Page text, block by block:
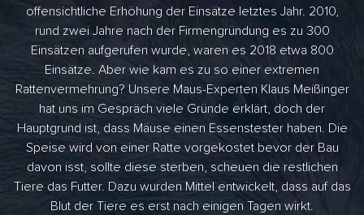
offensichtliche Erhöhung der Einsätze letztes Jahr. 2010,
rund zwei Jahre nach der Firmengründung es zu 300
Einsätzen aufgerufen wurde, waren es 2018 etwa 800
Einsätze. Aber wie kam es zu so einer extremen
Rattenvermehrung? Unsere Maus-Experten Klaus Meißinger
hat uns im Gespräch viele Gründe erklärt, doch der
Hauptgrund ist, dass Mäuse einen Essenstester haben. Die
Speise wird von einer Ratte vorgekostet bevor der Bau
davon isst, sollte diese sterben, scheuen die restlichen
Tiere das Futter. Dazu wurden Mittel entwickelt, dass auf das
Blut der Tiere es erst nach einigen Tagen wirkt.